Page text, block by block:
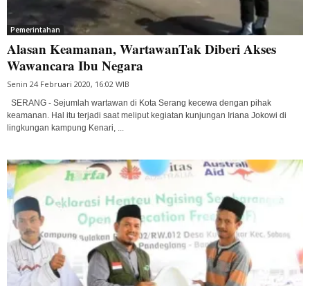
Pemerintahan
Alasan Keamanan, WartawanTak Diberi Akses
Wawancara Ibu Negara
Senin 24 Februari 2020, 16:02 WIB
SERANG - Sejumlah wartawan di Kota Serang kecewa dengan pihak
keamanan. Hal itu terjadi saat meliput kegiatan kunjungan Iriana Jokowi di
lingkungan kampung Kenari, ...